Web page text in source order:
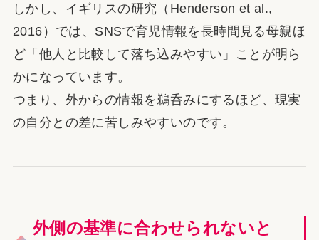
しかし、イギリスの研究（Henderson et al.,
2016）では、SNSで育児情報を長時間見る母親ほ
ど「他人と比較して落ち込みやすい」ことが明ら
かになっています。
つまり、外からの情報を鵜呑みにするほど、現実
の自分との差に苦しみやすいのです。
外側の基準に合わせられないと